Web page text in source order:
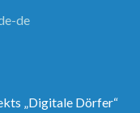
de
„Digitale Dörfer“